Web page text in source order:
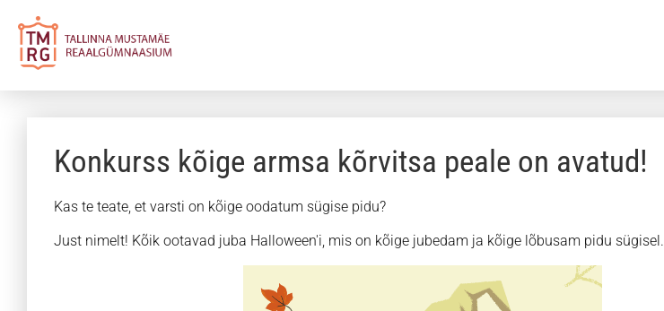
Konkurss kõige armsa kõrvitsa peale on avatud!
Kas te teate, et varsti on kõige oodatum sügise pidu?
Just nimelt! Kõik ootavad juba Halloween'i, mis on kõige jubedam ja kõige lõbusam pidu sügisel.